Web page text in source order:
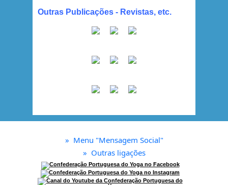
Outras Publicações - Revistas, etc.
» Menu "Mensagem Social"
» Outras ligações